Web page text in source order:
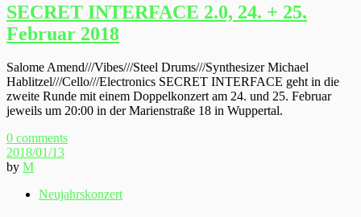
SECRET INTERFACE 2.0, 24. + 25.
Februar 2018
Salome Amend///Vibes///Steel Drums///Synthesizer Michael
Hablitzel///Cello///Electronics SECRET INTERFACE geht in die
zweite Runde mit einem Doppelkonzert am 24. und 25. Februar
jeweils um 20:00 in der Marienstraße 18 in Wuppertal.
0 comments
2018/01/13
by M
Neujahrskonzert